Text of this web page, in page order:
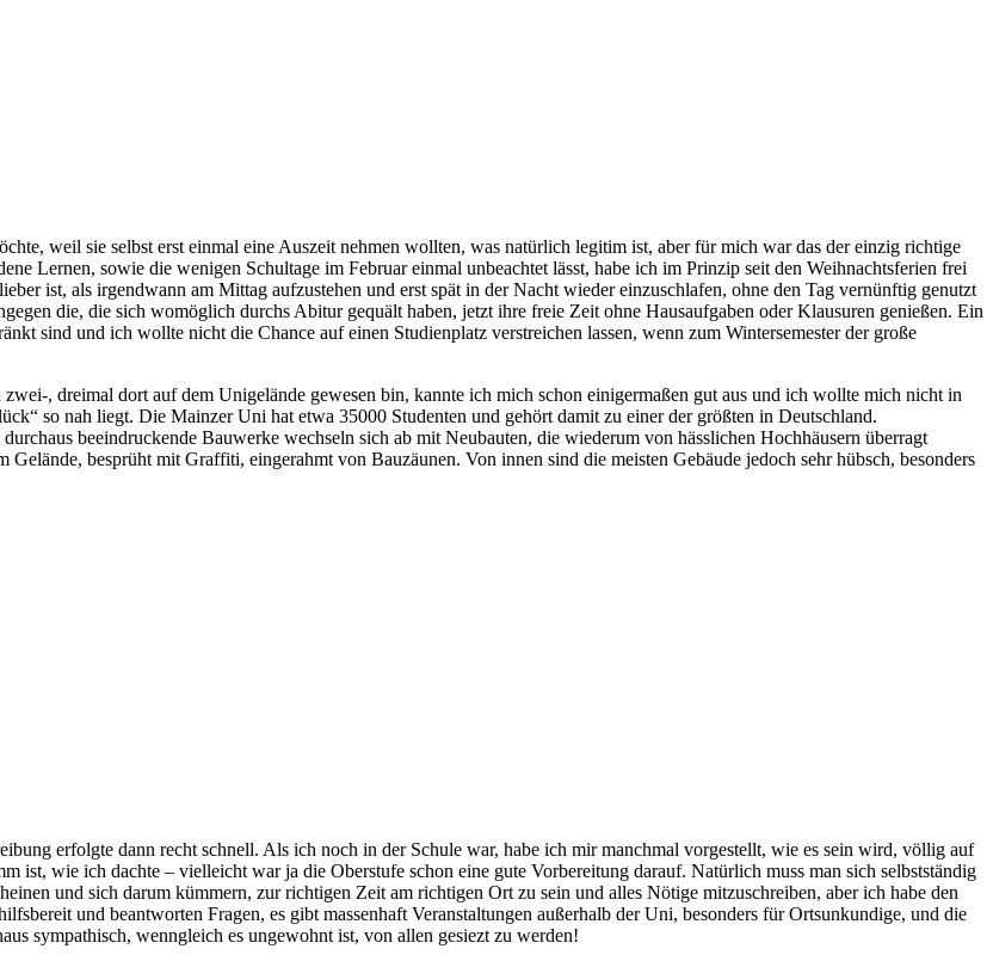
weil sie selbst erst einmal eine Auszeit nehmen wollten, was natürlich legitim ist, aber für mich war das der einzig richtige
Lernen, sowie die wenigen Schultage im Februar einmal unbeachtet lässt, habe ich im Prinzip seit den Weihnachtsferien frei
ist, als irgendwann am Mittag aufzustehen und erst spät in der Nacht wieder einzuschlafen, ohne den Tag vernünftig genutzt
die, die sich womöglich durchs Abitur gequält haben, jetzt ihre freie Zeit ohne Hausaufgaben oder Klausuren genießen. Ein
sind und ich wollte nicht die Chance auf einen Studienplatz verstreichen lassen, wenn zum Wintersemester der große
, dreimal dort auf dem Unigelände gewesen bin, kannte ich mich schon einigermaßen gut aus und ich wollte mich nicht in
so nah liegt. Die Mainzer Uni hat etwa 35000 Studenten und gehört damit zu einer der größten in Deutschland.
beeindruckende Bauwerke wechseln sich ab mit Neubauten, die wiederum von hässlichen Hochhäusern überragt
besprüht mit Graffiti, eingerahmt von Bauzäunen. Von innen sind die meisten Gebäude jedoch sehr hübsch, besonders
erfolgte dann recht schnell. Als ich noch in der Schule war, habe ich mir manchmal vorgestellt, wie es sein wird, völlig auf
ist, wie ich dachte – vielleicht war ja die Oberstufe schon eine gute Vorbereitung darauf. Natürlich muss man sich selbstständig
und sich darum kümmern, zur richtigen Zeit am richtigen Ort zu sein und alles Nötige mitzuschreiben, aber ich habe den
und beantworten Fragen, es gibt massenhaft Veranstaltungen außerhalb der Uni, besonders für Ortsunkundige, und die
sympathisch, wenngleich es ungewohnt ist, von allen gesiezt zu werden!